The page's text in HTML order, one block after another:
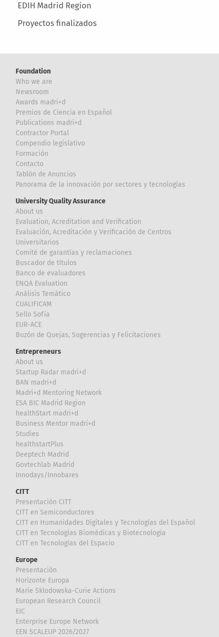
EDIH Madrid Region
Proyectos finalizados
Foundation
Who we are
Newsroom
Awards madri+d
Premios de Ciencia en Español
Publications madri+d
Contractor Portal
Compendio legislativo
Formación
Contacto
Tablón de Anuncios
Panorama de la innovación por sectores y tecnologías
University Quality Assurance
About us
Evaluation, Acreditation and Verification
Evaluación, Acreditación y Verificación de Centros
Universitarios
Comité de garantías y reclamaciones
Buscador de títulos
Banco de evaluadores
ENQA Evaluation
Análisis Temático
CUALIFICAM
Sello Sofía
EUR-ACE
Buzón de Quejas, Sugerencias y Felicitaciones
Entrepreneurs
About us
Startup Radar madri+d
BAN madri+d
Madri+d Mentoring Network
ESA BIC Madrid Region
healthStart madri+d
Business Mentor madri+d
Studies
healthstartPlus
Deeptech Madrid
Govtechlab Madrid
Innodays/Innobares
CITT
Presentación CITT
CITT en Semiconductores
CITT en Humanidades Digitales y Tecnologías del Español
CITT en Tecnologías Biomédicas y Biotecnología
CITT en Tecnologías del Espacio
Europe
Presentación
Horizonte Europa
Marie Sklodowska-Curie Actions
European Research Council
EIC
Enterprise Europe Network
EEN SCALEUP 2026/2027